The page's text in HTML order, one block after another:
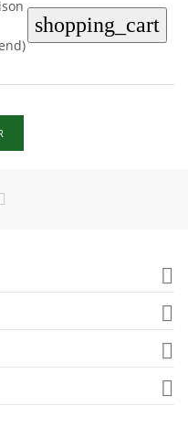
shopping_cart



